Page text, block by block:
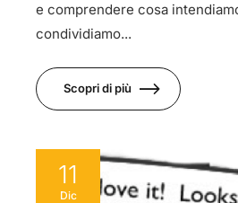
e comprendere cosa
condividiamo...
Scopri di più
11
Dic